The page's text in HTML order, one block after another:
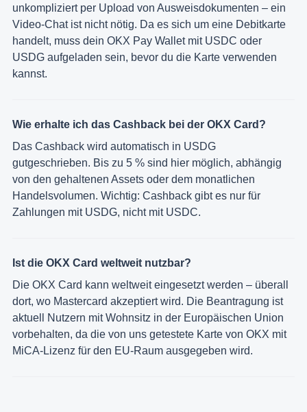
unkompliziert per Upload von Ausweisdokumenten – ein
Video-Chat ist nicht nötig. Da es sich um eine Debitkarte
handelt, muss dein OKX Pay Wallet mit USDC oder
USDG aufgeladen sein, bevor du die Karte verwenden
kannst.
Wie erhalte ich das Cashback bei der OKX Card?
Das Cashback wird automatisch in USDG
gutgeschrieben. Bis zu 5 % sind hier möglich, abhängig
von den gehaltenen Assets oder dem monatlichen
Handelsvolumen. Wichtig: Cashback gibt es nur für
Zahlungen mit USDG, nicht mit USDC.
Ist die OKX Card weltweit nutzbar?
Die OKX Card kann weltweit eingesetzt werden – überall
dort, wo Mastercard akzeptiert wird. Die Beantragung ist
aktuell Nutzern mit Wohnsitz in der Europäischen Union
vorbehalten, da die von uns getestete Karte von OKX mit
MiCA-Lizenz für den EU-Raum ausgegeben wird.